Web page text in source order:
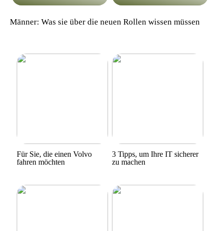
Männer: Was sie über die neuen Rollen wissen müssen
Für Sie, die einen Volvo
fahren möchten
3 Tipps, um Ihre IT sicherer
zu machen